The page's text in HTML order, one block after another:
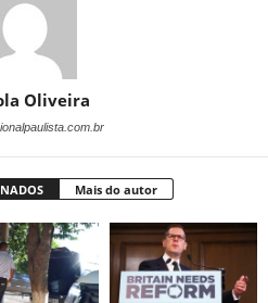
Oliveira
Mais do autor